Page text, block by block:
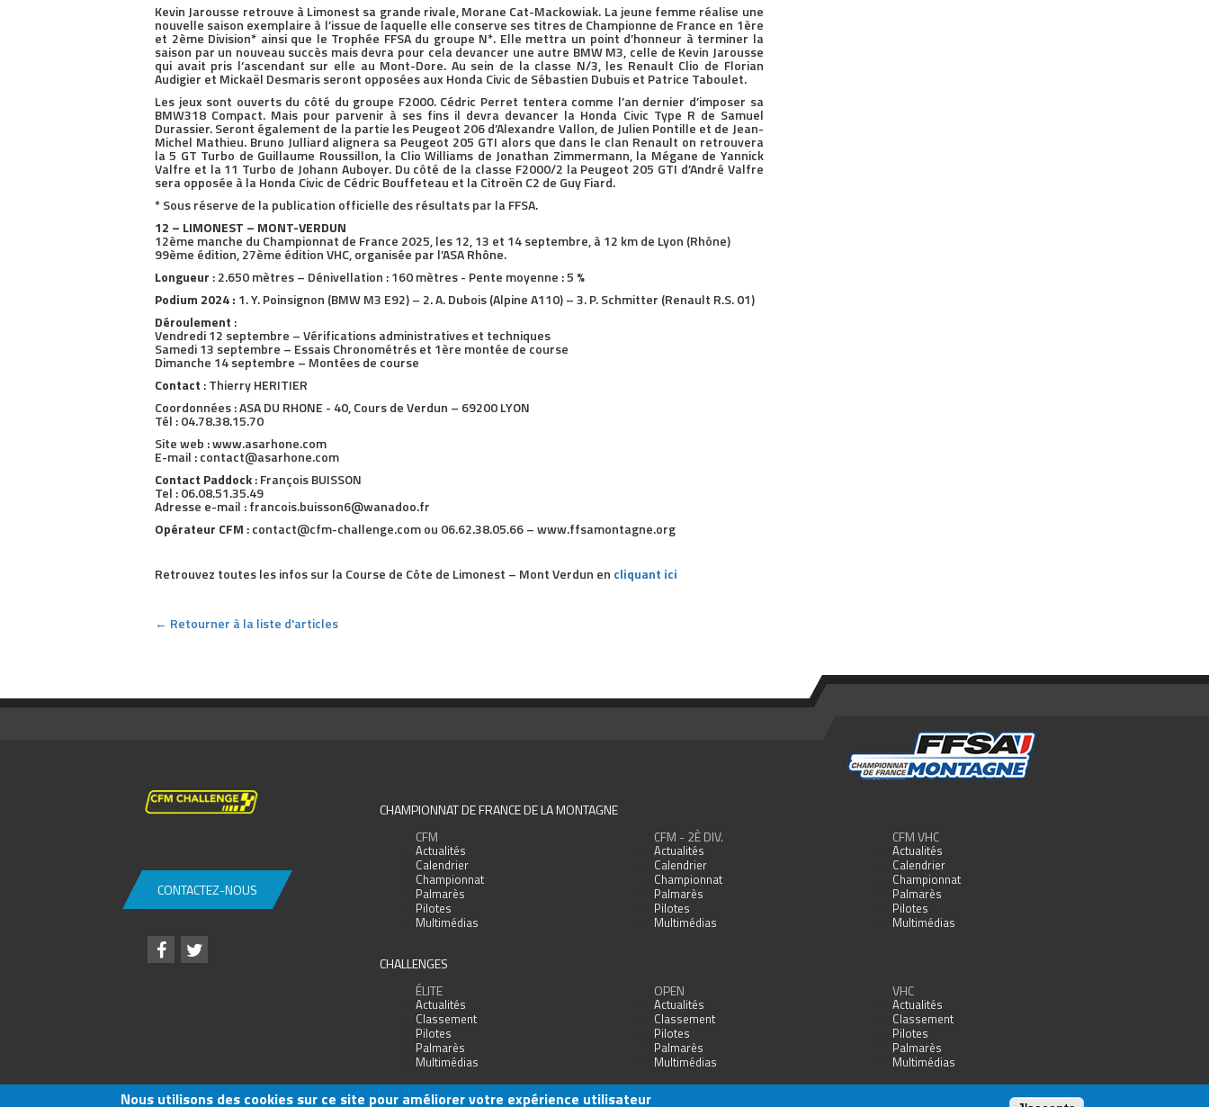
Kevin Jarousse retrouve à Limonest sa grande rivale, Morane Cat-Mackowiak. La jeune femme réalise une
nouvelle saison exemplaire à l’issue de laquelle elle conserve ses titres de Championne de France en 1ère
et 2ème Division* ainsi que le Trophée FFSA du groupe N*. Elle mettra un point d’honneur à terminer la
saison par un nouveau succès mais devra pour cela devancer une autre BMW M3, celle de Kevin Jarousse
qui avait pris l’ascendant sur elle au Mont-Dore. Au sein de la classe N/3, les Renault Clio de Florian
Audigier et Mickaël Desmaris seront opposées aux Honda Civic de Sébastien Dubuis et Patrice Taboulet.
Les jeux sont ouverts du côté du groupe F2000. Cédric Perret tentera comme l’an dernier d’imposer sa
BMW318 Compact. Mais pour parvenir à ses fins il devra devancer la Honda Civic Type R de Samuel
Durassier. Seront également de la partie les Peugeot 206 d’Alexandre Vallon, de Julien Pontille et de Jean-
Michel Mathieu. Bruno Julliard alignera sa Peugeot 205 GTI alors que dans le clan Renault on retrouvera
la 5 GT Turbo de Guillaume Roussillon, la Clio Williams de Jonathan Zimmermann, la Mégane de Yannick
Valfre et la 11 Turbo de Johann Auboyer. Du côté de la classe F2000/2 la Peugeot 205 GTI d’André Valfre
sera opposée à la Honda Civic de Cédric Bouffeteau et la Citroën C2 de Guy Fiard.
* Sous réserve de la publication officielle des résultats par la FFSA.
12 – LIMONEST – MONT-VERDUN
12ème manche du Championnat de France 2025, les 12, 13 et 14 septembre, à 12 km de Lyon (Rhône)
99ème édition, 27ème édition VHC, organisée par l’ASA Rhône.
Longueur : 2.650 mètres – Dénivellation : 160 mètres - Pente moyenne : 5 %
Podium 2024 : 1. Y. Poinsignon (BMW M3 E92) – 2. A. Dubois (Alpine A110) – 3. P. Schmitter (Renault R.S. 01)
Déroulement :
Vendredi 12 septembre – Vérifications administratives et techniques
Samedi 13 septembre – Essais Chronométrés et 1ère montée de course
Dimanche 14 septembre – Montées de course
Contact : Thierry HERITIER
Coordonnées : ASA DU RHONE - 40, Cours de Verdun – 69200 LYON
Tél : 04.78.38.15.70
Site web : www.asarhone.com
E-mail : contact@asarhone.com
Contact Paddock: François BUISSON
Tel : 06.08.51.35.49
Adresse e-mail : francois.buisson6@wanadoo.fr
Opérateur CFM : contact@cfm-challenge.com ou 06.62.38.05.66 – www.ffsamontagne.org
Retrouvez toutes les infos sur la Course de Côte de Limonest – Mont Verdun en cliquant ici
← Retourner à la liste d'articles
CONTACTEZ-NOUS
CHAMPIONNAT DE FRANCE DE LA MONTAGNE
CFM
Actualités
Calendrier
Championnat
Palmarès
Pilotes
Multimédias
CFM - 2È DIV.
Actualités
Calendrier
Championnat
Palmarès
Pilotes
Multimédias
CFM VHC
Actualités
Calendrier
Championnat
Palmarès
Pilotes
Multimédias
CHALLENGES
ÉLITE
Actualités
Classement
Pilotes
Palmarès
Multimédias
OPEN
Actualités
Classement
Pilotes
Palmarès
Multimédias
VHC
Actualités
Classement
Pilotes
Palmarès
Multimédias
Nous utilisons des cookies sur ce site pour améliorer votre expérience utilisateur